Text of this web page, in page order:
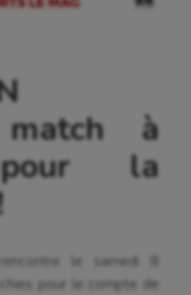
à
la
le samedi 8
pour le compte de